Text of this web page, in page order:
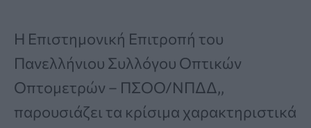
Η Επιστημονική Επιτροπή του
Πανελλήνιου Συλλόγου Οπτικών
Οπτομετρών – ΠΣΟΟ/ΝΠΔΔ,,
παρουσιάζει τα κρίσιμα χαρακτηριστικά